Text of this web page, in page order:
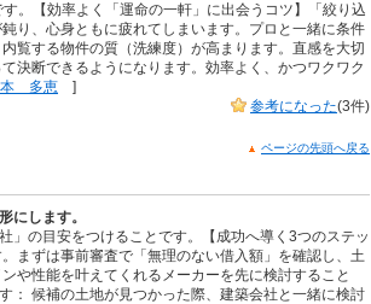
。【効率よく「運命の一軒」に出会うコツ】「絞り込
り、心身ともに疲れてしまいます。プロと一緒に条件
覧する物件の質（洗練度）が高まります。直感を大切
決断できるようになります。効率よく、かつワクワク
本 多恵 ]
参考になった(3件)
ページの先頭へ戻る
にします。
」の目安をつけることです。【成功へ導く3つのステッ
まずは事前審査で「無理のない借入額」を確認し、土
や性能を叶えてくれるメーカーを先に検討すること
： 候補の土地が見つかった際、建築会社と一緒に検討